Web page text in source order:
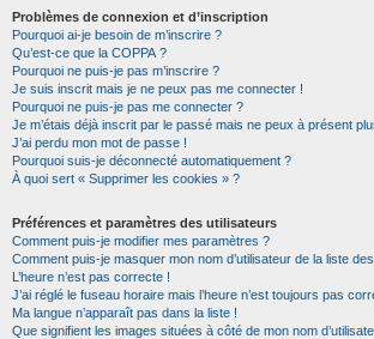
Problèmes de connexion et d’inscription
Pourquoi ai-je besoin de m’inscrire ?
Qu’est-ce que la COPPA ?
Pourquoi ne puis-je pas m’inscrire ?
Je suis inscrit mais je ne peux pas me connecter !
Pourquoi ne puis-je pas me connecter ?
Je m’étais déjà inscrit par le passé mais ne peux à présent
J’ai perdu mon mot de passe !
Pourquoi suis-je déconnecté automatiquement ?
À quoi sert « Supprimer les cookies » ?
Préférences et paramètres des utilisateurs
Comment puis-je modifier mes paramètres ?
Comment puis-je masquer mon nom d’utilisateur de la liste
L’heure n’est pas correcte !
J’ai réglé le fuseau horaire mais l’heure n’est toujours pas
Ma langue n’apparaît pas dans la liste !
Que signifient les images situées à côté de mon nom